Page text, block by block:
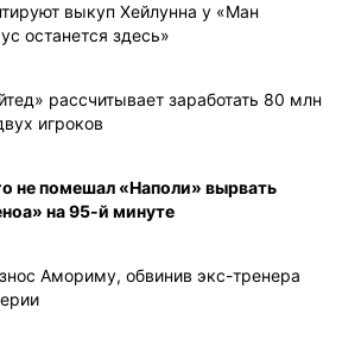
выкуп Хейлунна у «Ман
останется здесь»
рассчитывает заработать 80 млн
игроков
не помешал «Наполи» вырвать
на 95-й минуте
Амориму, обвинив экс-тренера